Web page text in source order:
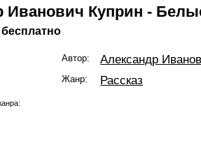
Иванович Куприн -
бесплатно
Автор: Александр
Жанр: Рассказ